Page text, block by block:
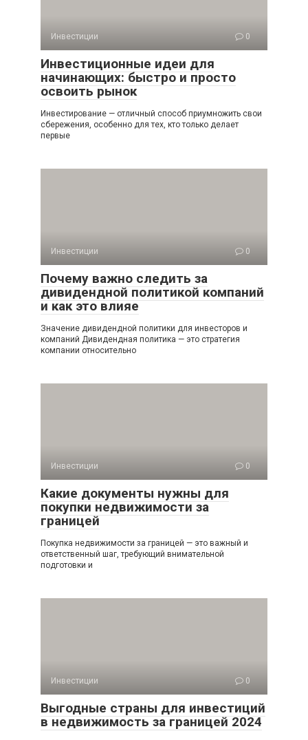
Инвестиции 0
Инвестиционные идеи для
начинающих: быстро и просто
освоить рынок
Инвестирование — отличный способ приумножить свои
сбережения, особенно для тех, кто только делает
первые
Инвестиции 0
Почему важно следить за
дивидендной политикой компаний
и как это влияе
Значение дивидендной политики для инвесторов и
компаний Дивидендная политика — это стратегия
компании относительно
Инвестиции 0
Какие документы нужны для
покупки недвижимости за
границей
Покупка недвижимости за границей — это важный и
ответственный шаг, требующий внимательной
подготовки и
Инвестиции 0
Выгодные страны для инвестиций
в недвижимость за границей 2024